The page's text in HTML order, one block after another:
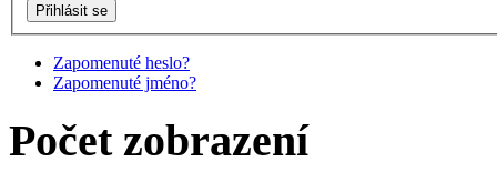
Zapomenuté heslo?
Zapomenuté jméno?
Počet zobrazení